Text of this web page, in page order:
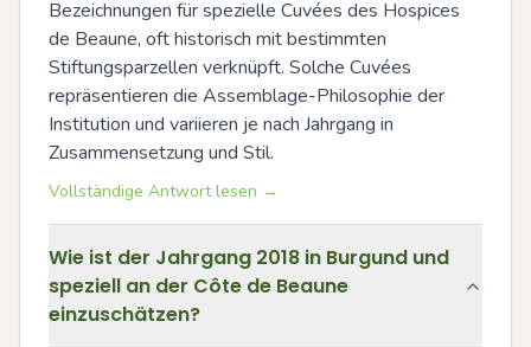
Bezeichnungen für spezielle Cuvées des Hospices
de Beaune, oft historisch mit bestimmten
Stiftungsparzellen verknüpft. Solche Cuvées
repräsentieren die Assemblage-Philosophie der
Institution und variieren je nach Jahrgang in
Zusammensetzung und Stil.
Vollständige Antwort lesen →
Wie ist der Jahrgang 2018 in Burgund und
speziell an der Côte de Beaune
einzuschätzen?